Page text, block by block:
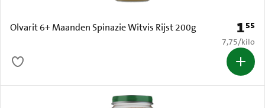
Olvarit 6+ Maanden Spinazie Witvis Rijst 200g Prijs:
155
€ 7,75 per
7,75/kilo